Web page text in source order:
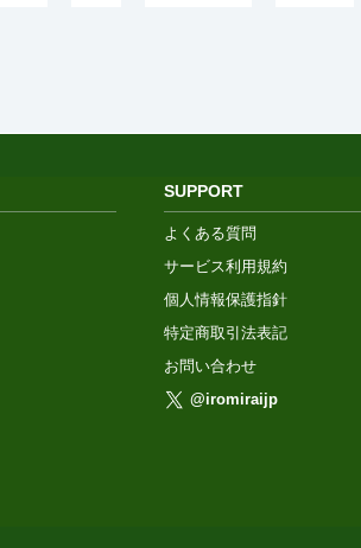
SUPPORT
よくある質問
サービス利用規約
個人情報保護指針
特定商取引法表記
お問い合わせ
@iromiraijp